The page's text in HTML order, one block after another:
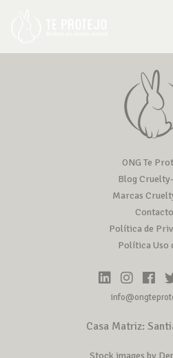
ONG Te
Blog
Marcas
Contacto
Política de
Política Uso
Casa Matriz:
Stock images by